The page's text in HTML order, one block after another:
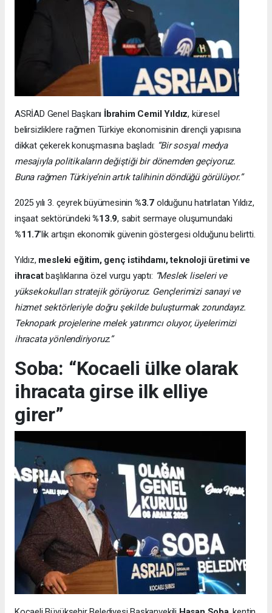
ASRİAD Genel Başkanı İbrahim Cemil Yıldız, küresel
belirsizliklere rağmen Türkiye ekonomisinin dirençli yapısına
dikkat çekerek konuşmasına başladı: “Bir sosyal medya
mesajıyla politikaların değiştiği bir dönemden geçiyoruz.
Buna rağmen Türkiye’nin artık talihinin döndüğü görülüyor.”
2025 yılı 3. çeyrek büyümesinin %3.7 olduğunu hatırlatan Yıldız,
inşaat sektöründeki%13.9, sabit sermaye oluşumundaki
%11.7’lik artışın ekonomik güvenin göstergesi olduğunu belirtti.
Yıldız, mesleki eğitim, genç istihdamı, teknoloji üretimi ve
ihracatbaşlıklarına özel vurgu yaptı: “Meslek liseleri ve
yüksekokulları stratejik görüyoruz. Gençlerimizi sanayi ve
hizmet sektörleriyle doğru şekilde buluşturmak zorundayız.
Teknopark projelerine melek yatırımcı oluyor, üyelerimizi
ihracata yönlendiriyoruz.”
Soba: “Kocaeli ülke olarak
ihracata girse ilk elliye
girer”